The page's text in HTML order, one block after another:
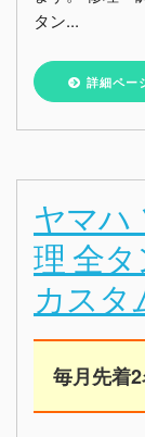
タン...
詳細ペー
ヤマハ
理 全
カスタ
毎月先着